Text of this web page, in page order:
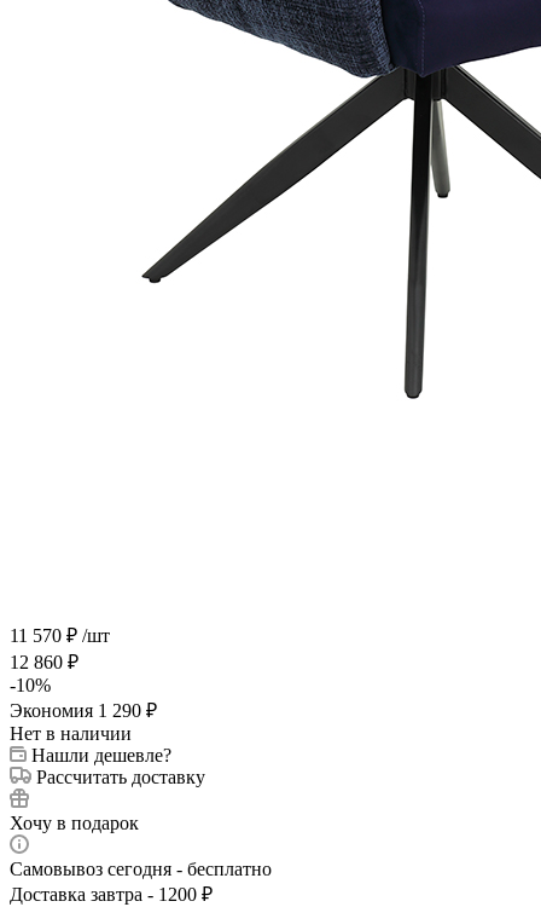
11 570 ₽ /шт
12 860 ₽
-10%
Экономия 1 290 ₽
Нет в наличии
Нашли дешевле?
Рассчитать доставку
Хочу в подарок
Самовывоз сегодня - бесплатно
Доставка завтра - 1200 ₽